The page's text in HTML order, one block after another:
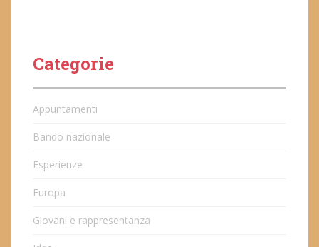
Categorie
Appuntamenti
Bando nazionale
Esperienze
Europa
Giovani e rappresentanza